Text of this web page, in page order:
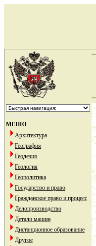
МЕНЮ
Архитектура
География
Геодезия
Геология
Геополитика
Государство и право
Гражданское право и процесс
Делопроизводство
Детали машин
Дистанционное образование
Другое